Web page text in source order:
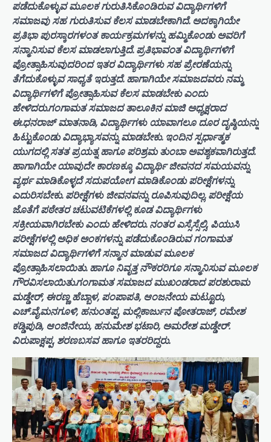
ಪಡೆದುಕೊಳ್ಳುವ ಮೂಲಕ ಗುರುತಿಸಿಕೊಂಡಿರುವ ವಿದ್ಯಾರ್ಥಿಗಳಿಗೆ
ಸಮಾಜವು ಸಹ ಗುರುತಿಸುವ ಕೆಲಸ ಮಾಡಬೇಕಾಗಿದೆ. ಅದಕ್ಕಾಗಿಯೇ
ಪ್ರತಿಭಾ ಪುರಸ್ಕಾರಗಳಂತ ಕಾರ್ಯಕ್ರಮಗಳನ್ನು ಹಮ್ಮಿಕೊಂಡು ಅವರಿಗೆ
ಸನ್ಮಾನಿಸುವ ಕೆಲಸ ಮಾಡಲಾಗುತ್ತಿದೆ. ಪ್ರತಿಭಾವಂತ ವಿದ್ಯಾರ್ಥಿಗಳಿಗೆ
ಪ್ರೋತ್ಸಾಹಿಸುವುದರಿಂದ ಇತರ ವಿದ್ಯಾರ್ಥಿಗಳು ಸಹ ಪ್ರೇರಣೆಯನ್ನು
ತೆಗೆದುಕೊಳ್ಳುವ ಸಾಧ್ಯತೆ ಇರುತ್ತದೆ. ಹಾಗಾಗಿಯೇ ಸಮಾಜದವರು ನಮ್ಮ
ವಿದ್ಯಾರ್ಥಿಗಳಿಗೆ ಪ್ರೋತ್ಸಾಹಿಸುವ ಕೆಲಸ ಮಾಡಬೇಕು ಎಂದು
ಹೇಳಿದರು.ಗಂಗಾಮತ ಸಮಾಜದ ತಾಲೂಕಿನ ಮಾಜಿ ಅಧ್ಯಕ್ಷರಾದ
ಈ.ಧನರಾಜ್ ಮಾತನಾಡಿ, ವಿದ್ಯಾರ್ಥಿಗಳು ಯಾವಾಗಲೂ ದೂರ ದೃಷ್ಠಿಯನ್ನು
ಹಿಟ್ಟುಕೊಂಡು ವಿದ್ಯಾಭ್ಯಾಸವನ್ನು ಮಾಡಬೇಕು. ಇಂದಿನ ಸ್ಪರ್ಧಾತ್ಮಕ
ಯುಗದಲ್ಲಿ ಸತತ ಪ್ರಯತ್ನ ಹಾಗೂ ಪರಿಶ್ರಮ ತುಂಬಾ ಅವಶ್ಯಕವಾಗಿರುತ್ತದೆ.
ಹಾಗಾಗಿಯೇ ಯಾವುದೇ ಕಾರಣಕ್ಕೂ ವಿದ್ಯಾರ್ಥಿ ಜೀವನದ ಸಮಯವನ್ನು
ವ್ಯರ್ಥ ಮಾಡಿಕೊಳ್ಳದೆ ಸದುಪಯೋಗ ಮಾಡಿಕೊಂಡು ಪರೀಕ್ಷೆಗಳನ್ನು
ಎದುರಿಸಬೇಕು. ಪರೀಕ್ಷೆಗಳು ಜೀವನವನ್ನು ರೂಪಿಸುವುದಿಲ್ಲ. ಪರೀಕ್ಷೆಯ
ಜೊತೆಗೆ ಪಠೇತರ ಚಟುವಟಿಕೆಗಳಲ್ಲಿ ಕೂಡ ವಿದ್ಯಾರ್ಥಿಗಳು
ಸಕ್ರೀಯವಾಗಿರಬೇಕು ಎಂದು ಹೇಳಿದರು. ನಂತರ ಎಸ್ಸೆಸ್ಸೆಲ್ಸಿ, ಪಿಯುಸಿ
ಪರೀಕ್ಷೆಗಳಲ್ಲಿ ಅಧಿಕ ಅಂಕಗಳನ್ನು ಪಡೆದುಕೊಂಡಿರುವ ಗಂಗಾಮತ
ಸಮಾಜದ ವಿದ್ಯಾರ್ಥಿಗಳಿಗೆ ಸನ್ಮಾನ ಮಾಡುವ ಮೂಲಕ
ಪ್ರೋತ್ಸಾಹಿಸಲಾಯಿತು. ಹಾಗೂ ನಿವೃತ್ತ ನೌಕರರಿಗೂ ಸನ್ಮಾನಿಸುವ ಮೂಲಕ
ಗೌರವಿಸಲಾಯಿತು.ಗಂಗಾಮತ ಸಮಾಜದ ಮುಖಂಡರಾದ ಪರಶುರಾಮ
ಮಡ್ಡೇರ್, ಈರಣ್ಣ ಹೆಬ್ಬಾಳ, ಪಂಪಾಪತಿ, ಆಂಜನೇಯ ಮಟ್ಟೂರು,
ಎಚ್.ವೈ.ಮನಗೂಳಿ, ಹನುಂತಪ್ಪ, ಮಲ್ಲಿಕಾರ್ಜುನ ಪೋತರಾಜ್, ರಮೇಶ
ಕಡ್ಡಿಪುಡಿ, ಆಂಜಿನೇಯ, ಹನುಮೇಶ ಭಟಾರಿ, ಅಮರೇಶ ಮಡ್ಡೇರ್.
ವಿರುಪಾಕ್ಷಪ್ಪ, ಶರಣಬಸವ ಹಾಗೂ ಇತರರಿದ್ದರು.